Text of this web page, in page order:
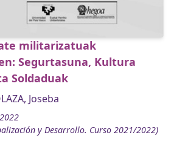
militarizatuak
Segurtasuna, Kultura
Soldaduak
Joseba
y Desarrollo. Curso 2021/2022)